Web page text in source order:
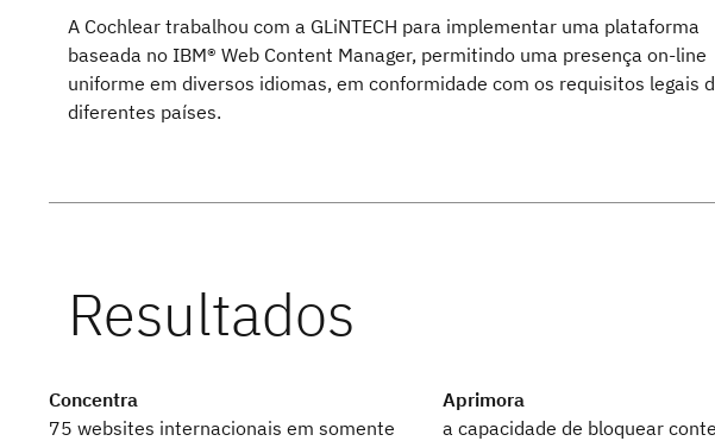
A Cochlear trabalhou com a GLiNTECH para implementar uma plataforma
baseada no IBM® Web Content Manager, permitindo uma presença on-line
uniforme em diversos idiomas, em conformidade com os requisitos legais
diferentes países.
Concentra
75 websites internacionais em somente
Aprimora
a capacidade de bloquear